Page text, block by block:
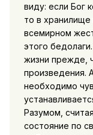
виду: если Бог
то в хранилище
всемирном
этого
жизни прежде,
произведения.
необходимо
Разумом,
состояние по